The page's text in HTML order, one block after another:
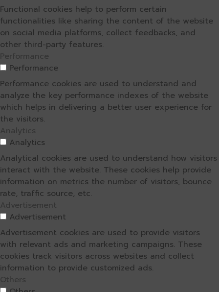
Functional cookies help to perform certain
functionalities like sharing the content of the website
on social media platforms, collect feedbacks, and
other third-party features.
Performance
Performance
Performance cookies are used to understand and
analyze the key performance indexes of the website
which helps in delivering a better user experience for
the visitors.
Analytics
Analytics
Analytical cookies are used to understand how visitors
interact with the website. These cookies help provide
information on metrics the number of visitors, bounce
rate, traffic source, etc.
Advertisement
Advertisement
Advertisement cookies are used to provide visitors
with relevant ads and marketing campaigns. These
cookies track visitors across websites and collect
information to provide customized ads.
Others